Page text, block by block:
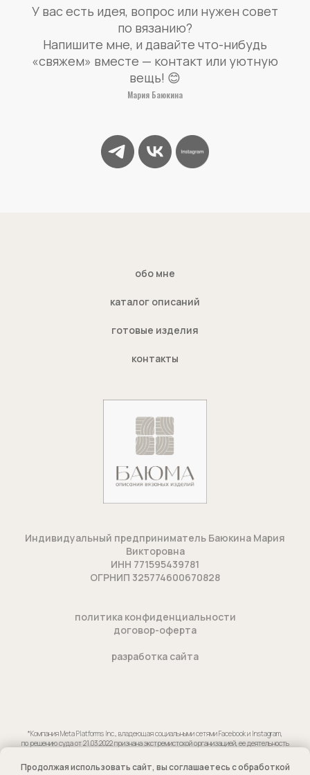
У вас есть идея, вопрос или нужен совет
по вязанию?
Напишите мне, и давайте что-нибудь
«свяжем» вместе — контакт или уютную
вещь! 😊
Мария Баюкина
обо мне
каталог описаний
готовые изделия
контакты
Индивидуальный предприниматель Баюкина Мария
Викторовна
ИНН 771595439781
ОГРНИП 325774600670828
политика конфиденциальности
договор-оферта
разработка сайта
*Компания Meta Platforms Inc., владеющая социальными сетями Facebook и Instagram,
по решению суда от 21.03.2022 признана экстремистской организацией, ее деятельность
Продолжая использовать сайт, вы соглашаетесь с обработкой